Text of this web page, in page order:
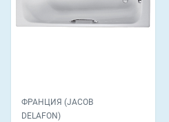
ФРАНЦИЯ (JACOB
DELAFON)